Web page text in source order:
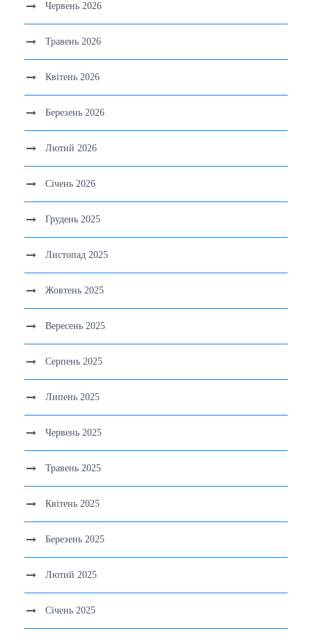
Червень 2026
Травень 2026
Квітень 2026
Березень 2026
Лютий 2026
Січень 2026
Грудень 2025
Листопад 2025
Жовтень 2025
Вересень 2025
Серпень 2025
Липень 2025
Червень 2025
Травень 2025
Квітень 2025
Березень 2025
Лютий 2025
Січень 2025